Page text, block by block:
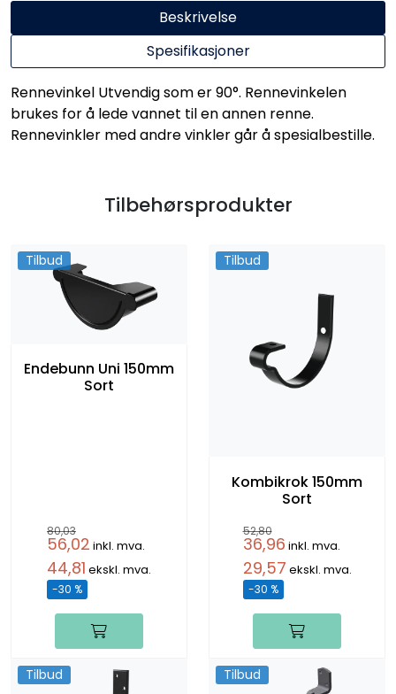
Beskrivelse
Spesifikasjoner
Rennevinkel Utvendig som er 90°. Rennevinkelen
brukes for å lede vannet til en annen renne.
Rennevinkler med andre vinkler går å spesialbestille.
Tilbehørsprodukter
Tilbud
Endebunn Uni 150mm
Sort
80,03
56,02 inkl. mva.
44,81 ekskl. mva.
-30 %
Tilbud
Kombikrok 150mm
Sort
52,80
36,96 inkl. mva.
29,57 ekskl. mva.
-30 %
Tilbud Tilbud